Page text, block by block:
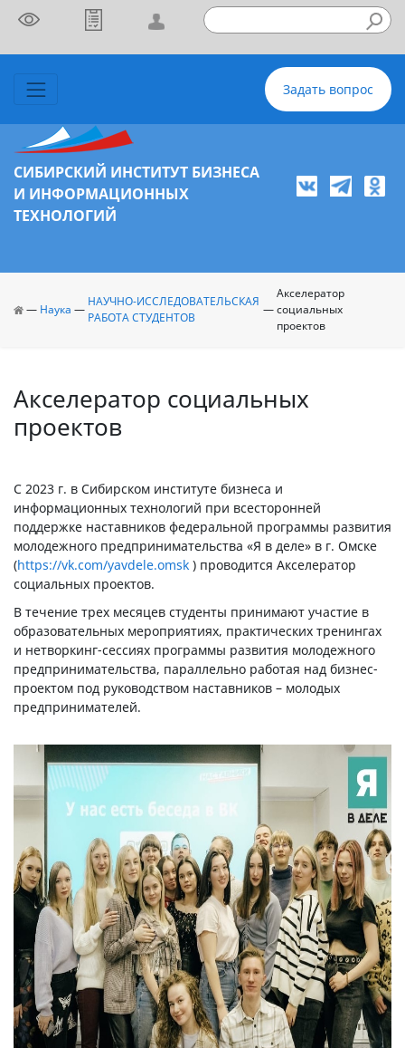
Задать вопрос
СИБИРСКИЙ ИНСТИТУТ БИЗНЕСА
И ИНФОРМАЦИОННЫХ
ТЕХНОЛОГИЙ
— Наука —
НАУЧНО-ИССЛЕДОВАТЕЛЬСКАЯ
РАБОТА СТУДЕНТОВ
—
Акселератор
социальных
проектов
Акселератор социальных
проектов
С 2023 г. в Сибирском институте бизнеса и
информационных технологий при всесторонней
поддержке наставников федеральной программы развития
молодежного предпринимательства «Я в деле» в г. Омске
(https://vk.com/yavdele.omsk ) проводится Акселератор
социальных проектов.
В течение трех месяцев студенты принимают участие в
образовательных мероприятиях, практических тренингах
и нетворкинг-сессиях программы развития молодежного
предпринимательства, параллельно работая над бизнес-
проектом под руководством наставников – молодых
предпринимателей.